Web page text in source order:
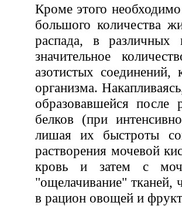
Кроме этого
большого количества
распада, в различных
значительное
азотистых
организма.
образовавшейся после
белков (при
лишая их быстроты
растворения мочевой
кровь и затем с
"ощелачивание" тканей,
в рацион овощей и